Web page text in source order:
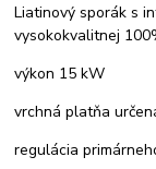
Liatinový sporák s
vysokokvalitnej
výkon 15 kW
vrchná platňa
regulácia